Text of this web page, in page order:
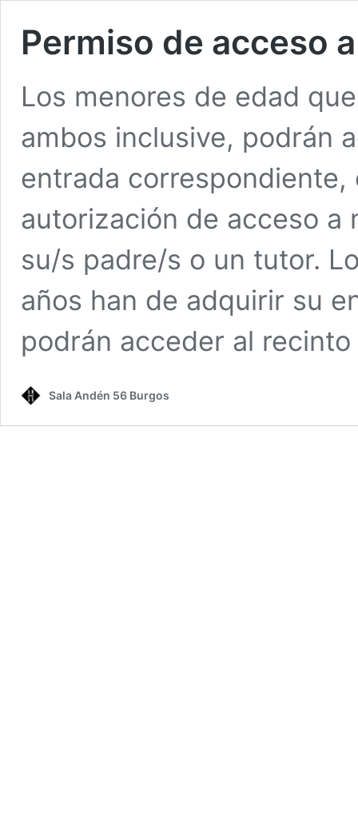
Permiso de acceso
Los menores de edad
ambos inclusive, podrán
entrada correspondiente,
autorización de acceso a
su/s padre/s o un tutor.
años han de adquirir su
podrán acceder al
Sala Andén 56 Burgos